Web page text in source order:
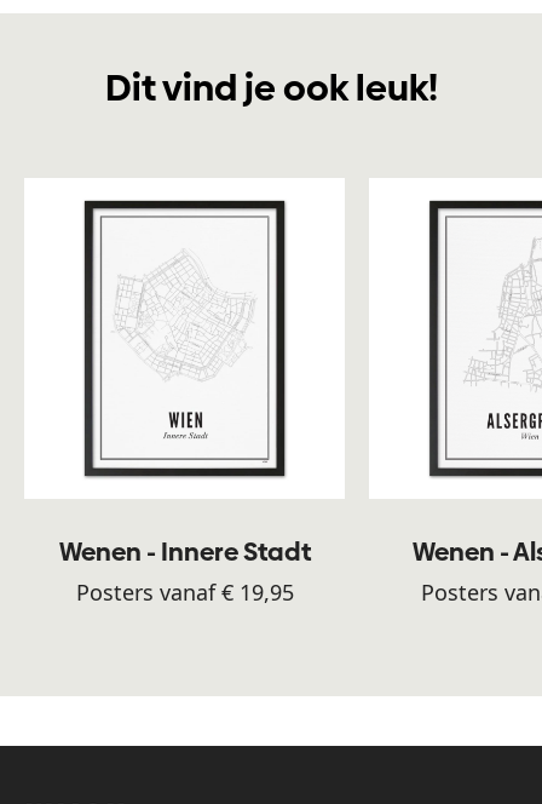
Dit vind je ook leuk!
Wenen - Innere Stadt
Posters vanaf € 19,95
Wenen -
Posters